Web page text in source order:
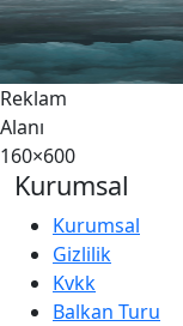
Reklam
Alanı
160×600
Kurumsal
Kurumsal
Gizlilik
Kvkk
Balkan Turu